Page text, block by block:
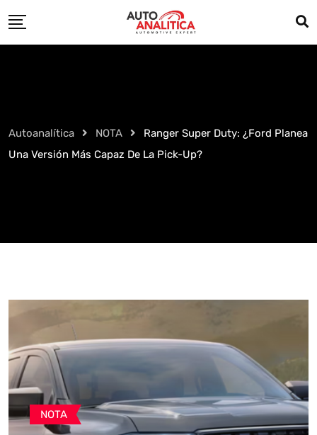
to
Autoanalítica NOTA
Ranger Super Duty: ¿Ford Planea
Una Versión Más Capaz De La Pick-Up?
NOTA